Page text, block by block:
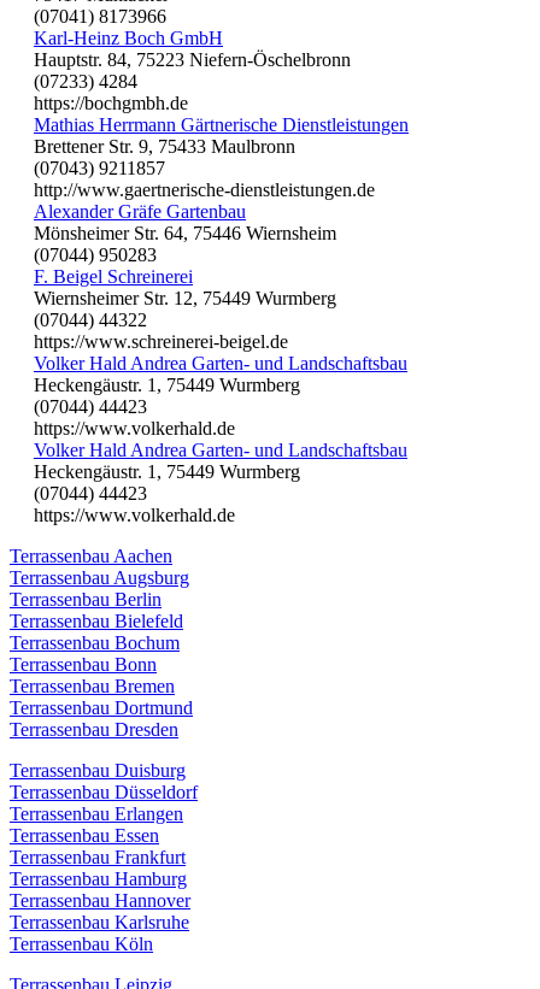
(07041) 8173966
Karl-Heinz Boch GmbH
Hauptstr. 84, 75223 Niefern-Öschelbronn
(07233) 4284
https://bochgmbh.de
Mathias Herrmann Gärtnerische Dienstleistungen
Brettener Str. 9, 75433 Maulbronn
(07043) 9211857
http://www.gaertnerische-dienstleistungen.de
Alexander Gräfe Gartenbau
Mönsheimer Str. 64, 75446 Wiernsheim
(07044) 950283
F. Beigel Schreinerei
Wiernsheimer Str. 12, 75449 Wurmberg
(07044) 44322
https://www.schreinerei-beigel.de
Volker Hald Andrea Garten- und Landschaftsbau
Heckengäustr. 1, 75449 Wurmberg
(07044) 44423
https://www.volkerhald.de
Volker Hald Andrea Garten- und Landschaftsbau
Heckengäustr. 1, 75449 Wurmberg
(07044) 44423
https://www.volkerhald.de
Terrassenbau Aachen
Terrassenbau Augsburg
Terrassenbau Berlin
Terrassenbau Bielefeld
Terrassenbau Bochum
Terrassenbau Bonn
Terrassenbau Bremen
Terrassenbau Dortmund
Terrassenbau Dresden
Terrassenbau Duisburg
Terrassenbau Düsseldorf
Terrassenbau Erlangen
Terrassenbau Essen
Terrassenbau Frankfurt
Terrassenbau Hamburg
Terrassenbau Hannover
Terrassenbau Karlsruhe
Terrassenbau Köln
Terrassenbau Leipzig